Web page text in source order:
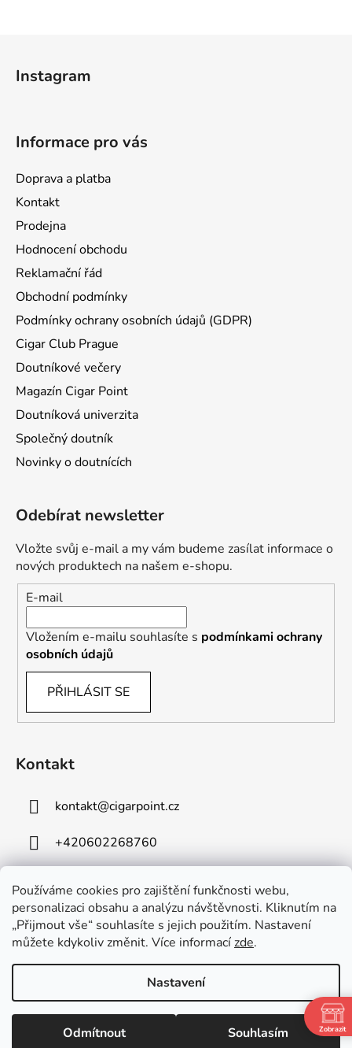
Používáme cookies pro zajištění funkčnosti webu,
personalizaci obsahu a analýzu návštěvnosti. Kliknutím na
„Přijmout vše“ souhlasíte s jejich použitím. Nastavení
můžete kdykoliv změnit. Více informacízde.
Nastavení
Odmítnout Souhlasím
Instagram
Informace pro vás
Doprava a platba
Kontakt
Prodejna
Hodnocení obchodu
Reklamační řád
Obchodní podmínky
Podmínky ochrany osobních údajů (GDPR)
Cigar Club Prague
Doutníkové večery
Magazín Cigar Point
Doutníková univerzita
Společný doutník
Novinky o doutnících
Odebírat newsletter
Vložte svůj e-mail a my vám budeme zasílat informace o
nových produktech na našem e-shopu.
E-mail
Vložením e-mailu souhlasíte s podmínkami ochrany
osobních údajů
PŘIHLÁSIT SE
Kontakt
kontakt@cigarpoint.cz
+420602268760
Cigar Point
. Všechna práva vyhrazena.
Upravit nastavení cookies
Používámeověření věku Adulto
Zobrazit